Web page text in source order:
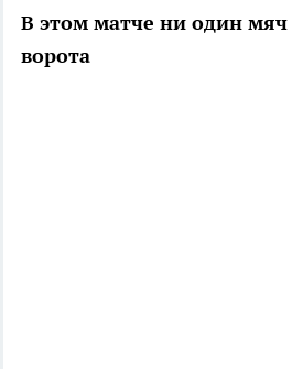
В этом матче ни один мяч
ворота